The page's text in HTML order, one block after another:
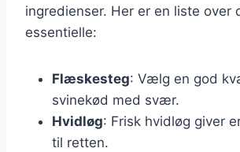
ingredienser. Her er en liste over
essentielle:
Flæskesteg: Vælg en god
svinekød med svær.
Hvidløg: Frisk hvidløg giver
til retten.